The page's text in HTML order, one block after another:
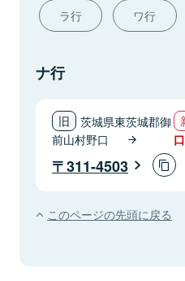
ラ行 ワ行
ナ行
茨城県東茨城郡御
前山村野口
口
311-4503
このページの先頭に戻る